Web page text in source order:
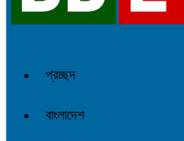
প্রচ্ছদ
বাংলাদেশ